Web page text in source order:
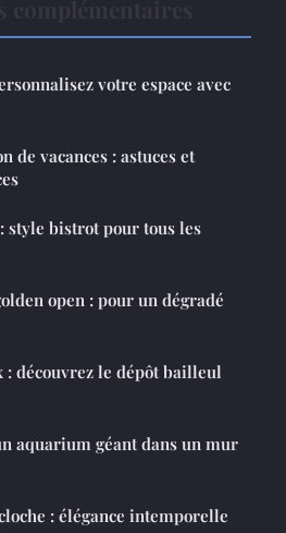
votre espace avec
de vacances : astuces et
style bistrot pour tous les
open : pour un dégradé
découvrez le dépôt bailleul
aquarium géant dans un mur
: élégance intemporelle